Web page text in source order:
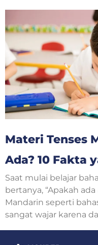
berkenalan dengan
mengikuti kelas
tentang usia sering
sehari-hari.
Materi Tenses
Ada? 10 Fakta
Ketahui
Saat mulai belajar
bertanya, “Apakah
Mandarin seperti
sangat wajar karena